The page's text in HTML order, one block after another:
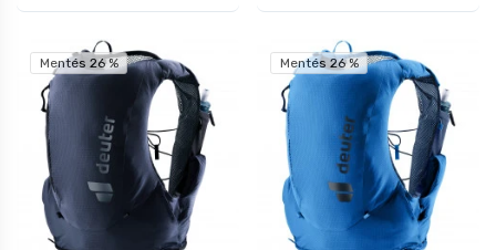
Mentés 26 % Mentés 26 %